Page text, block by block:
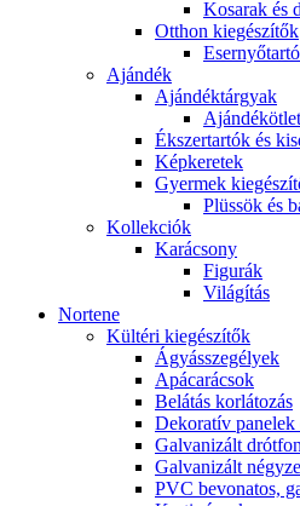
Kosarak és
Otthon kiegészítők
Ajándék
Ajándéktárgyak
Ékszertartók és
Képkeretek
Gyermek
Plüssök és
Kollekciók
Karácsony
Figurák
Világítás
Nortene
Kültéri kiegészítők
Ágyásszegélyek
Apácarácsok
Belátás korlátozás
Dekoratív panelek
Galvanizált
Galvanizált
PVC bevonatos,